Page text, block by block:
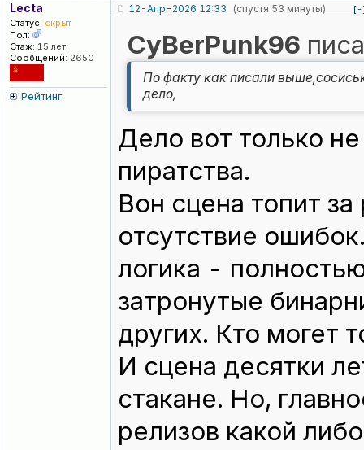
Lecta
Статус: скрыт
Пол:
Стаж: 15 лет
Сообщений: 2650
Рейтинг
12-Апр-2026 12:33 (спустя 53 минуты)
CyBerPunk96
По факту как писали
дело,
Дело вот только
пиратства.
Вон сцена топит
отсутствие
логика -
затронутые
других. Кто могет
И сцена десятки
стакане. Но,
релизов какой